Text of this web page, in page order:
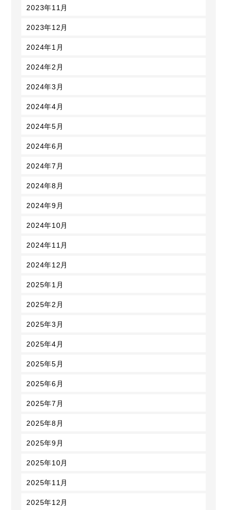
2023年11月
2023年12月
2024年1月
2024年2月
2024年3月
2024年4月
2024年5月
2024年6月
2024年7月
2024年8月
2024年9月
2024年10月
2024年11月
2024年12月
2025年1月
2025年2月
2025年3月
2025年4月
2025年5月
2025年6月
2025年7月
2025年8月
2025年9月
2025年10月
2025年11月
2025年12月